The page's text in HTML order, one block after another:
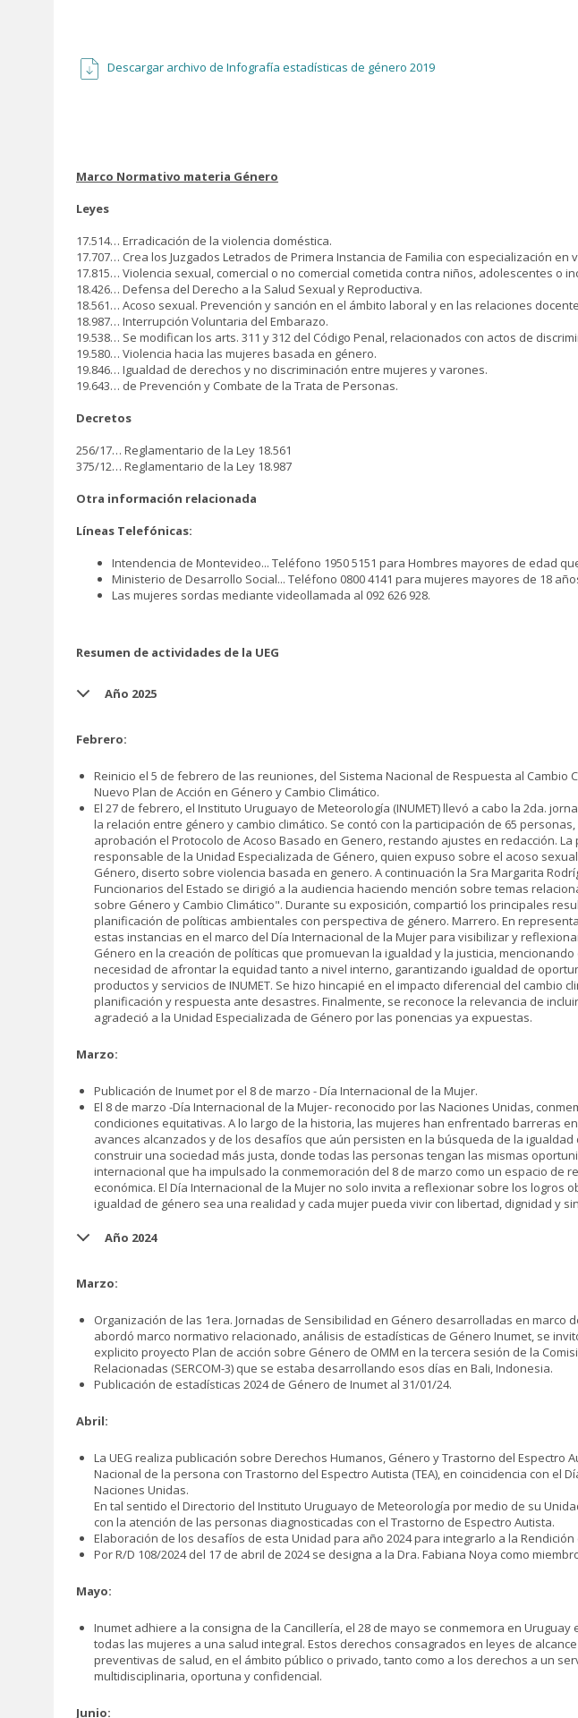
Descargar archivo de Infografía estadísticas de género 2019
Marco Normativo materia Género
Leyes
17.514… Erradicación de la violencia doméstica.
17.707… Crea los Juzgados Letrados de Primera Instancia de Familia con especialización en
17.815… Violencia sexual, comercial o no comercial cometida contra niños, adolescentes o
18.426… Defensa del Derecho a la Salud Sexual y Reproductiva.
18.561… Acoso sexual. Prevención y sanción en el ámbito laboral y en las relaciones
18.987… Interrupción Voluntaria del Embarazo.
19.538… Se modifican los arts. 311 y 312 del Código Penal, relacionados con actos de
19.580… Violencia hacia las mujeres basada en género.
19.846… Igualdad de derechos y no discriminación entre mujeres y varones.
19.643… de Prevención y Combate de la Trata de Personas.
Decretos
256/17… Reglamentario de la Ley 18.561
375/12… Reglamentario de la Ley 18.987
Otra información relacionada
Líneas Telefónicas:
Intendencia de Montevideo... Teléfono 1950 5151 para Hombres mayores de edad
Ministerio de Desarrollo Social... Teléfono 0800 4141 para mujeres mayores de 18
Las mujeres sordas mediante videollamada al 092 626 928.
Resumen de actividades de la UEG
Año 2025
Febrero:
Reinicio el 5 de febrero de las reuniones, del Sistema Nacional de Respuesta al
Nuevo Plan de Acción en Género y Cambio Climático.
El 27 de febrero, el Instituto Uruguayo de Meteorología (INUMET) llevó a cabo la 2da.
la relación entre género y cambio climático. Se contó con la participación de 65
aprobación el Protocolo de Acoso Basado en Genero, restando ajustes en redacción.
responsable de la Unidad Especializada de Género, quien expuso sobre el acoso
Género, diserto sobre violencia basada en genero. A continuación la Sra Margarita
Funcionarios del Estado se dirigió a la audiencia haciendo mención sobre temas
sobre Género y Cambio Climático". Durante su exposición, compartió los principales
planificación de políticas ambientales con perspectiva de género. Marrero. En
estas instancias en el marco del Día Internacional de la Mujer para visibilizar y
Género en la creación de políticas que promuevan la igualdad y la justicia,
necesidad de afrontar la equidad tanto a nivel interno, garantizando igualdad de
productos y servicios de INUMET. Se hizo hincapié en el impacto diferencial del
planificación y respuesta ante desastres. Finalmente, se reconoce la relevancia de
agradeció a la Unidad Especializada de Género por las ponencias ya expuestas.
Marzo:
Publicación de Inumet por el 8 de marzo - Día Internacional de la Mujer.
El 8 de marzo -Día Internacional de la Mujer- reconocido por las Naciones Unidas,
condiciones equitativas. A lo largo de la historia, las mujeres han enfrentado barreras
avances alcanzados y de los desafíos que aún persisten en la búsqueda de la
construir una sociedad más justa, donde todas las personas tengan las mismas
internacional que ha impulsado la conmemoración del 8 de marzo como un espacio
económica. El Día Internacional de la Mujer no solo invita a reflexionar sobre los
igualdad de género sea una realidad y cada mujer pueda vivir con libertad, dignidad y
Año 2024
Marzo:
Organización de las 1era. Jornadas de Sensibilidad en Género desarrolladas en
abordó marco normativo relacionado, análisis de estadísticas de Género Inumet, se
explicito proyecto Plan de acción sobre Género de OMM en la tercera sesión de la
Relacionadas (SERCOM-3) que se estaba desarrollando esos días en Bali, Indonesia.
Publicación de estadísticas 2024 de Género de Inumet al 31/01/24.
Abril:
La UEG realiza publicación sobre Derechos Humanos, Género y Trastorno del Espectro
Nacional de la persona con Trastorno del Espectro Autista (TEA), en coincidencia con el
Naciones Unidas.
En tal sentido el Directorio del Instituto Uruguayo de Meteorología por medio de su
con la atención de las personas diagnosticadas con el Trastorno de Espectro Autista.
Elaboración de los desafíos de esta Unidad para año 2024 para integrarlo a la Rendición
Por R/D 108/2024 del 17 de abril de 2024 se designa a la Dra. Fabiana Noya como
Mayo:
Inumet adhiere a la consigna de la Cancillería, el 28 de mayo se conmemora en
todas las mujeres a una salud integral. Estos derechos consagrados en leyes de
preventivas de salud, en el ámbito público o privado, tanto como a los derechos a un
multidisciplinaria, oportuna y confidencial.
Junio: